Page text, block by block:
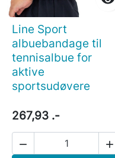
Line Sport
albuebandage til
tennisalbue for
aktive
sportsudøvere
267,93 .-
 